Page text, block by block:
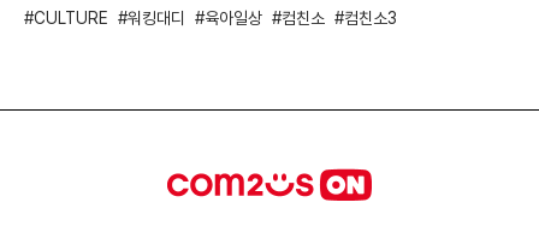
CULTURE 워킹대디 육아일상 컴친소 컴친소3